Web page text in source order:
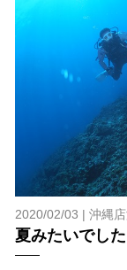
2020/02/03 | 沖縄
夏みたいでし